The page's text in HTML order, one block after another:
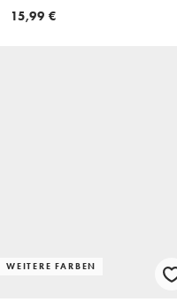
15,99 €
WEITERE FARBEN